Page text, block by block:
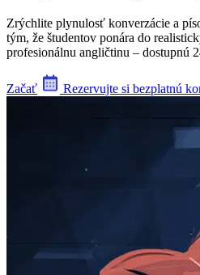
Zrýchlite plynulosť konverzácie a
tým, že študentov ponára do
profesionálnu angličtinu – dostupnú
Začať Rezervujte si bezplatnú